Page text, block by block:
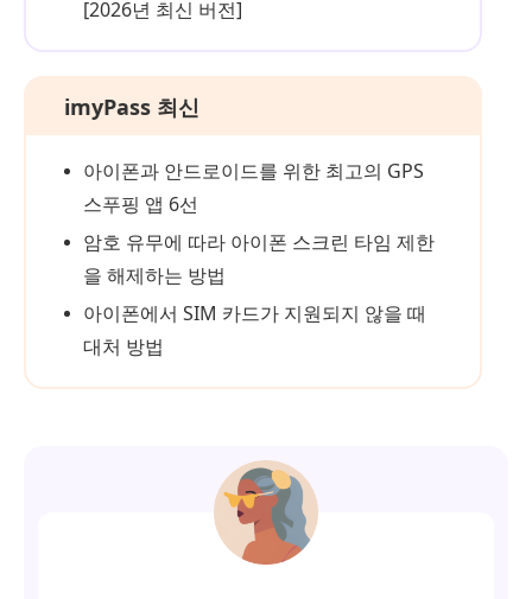
[2026년 최신 버전]
imyPass 최신
아이폰과 안드로이드를 위한 최고의 GPS
스푸핑 앱 6선
암호 유무에 따라 아이폰 스크린 타임 제한
을 해제하는 방법
아이폰에서 SIM 카드가 지원되지 않을 때
대처 방법